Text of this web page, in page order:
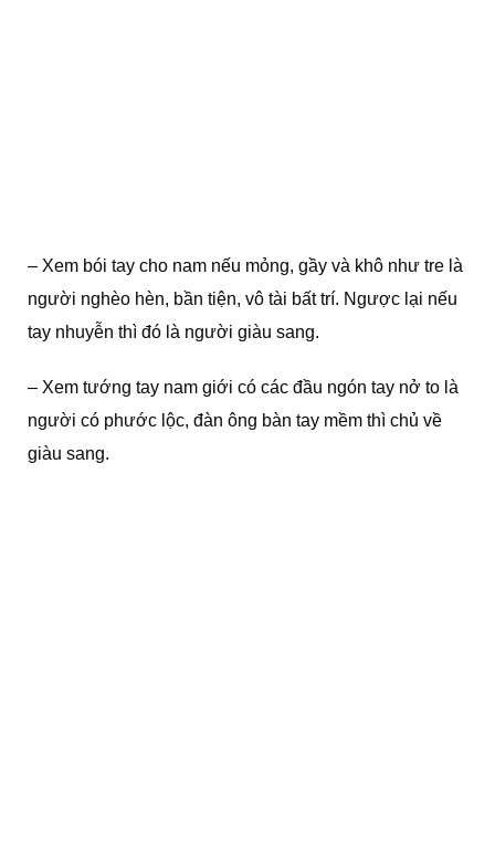
– Xem bói tay cho nam nếu mỏng, gầy và khô như tre là
người nghèo hèn, bần tiện, vô tài bất trí. Ngược lại nếu
tay nhuyễn thì đó là người giàu sang.
– Xem tướng tay nam giới có các đầu ngón tay nở to là
người có phước lộc, đàn ông bàn tay mềm thì chủ về
giàu sang.